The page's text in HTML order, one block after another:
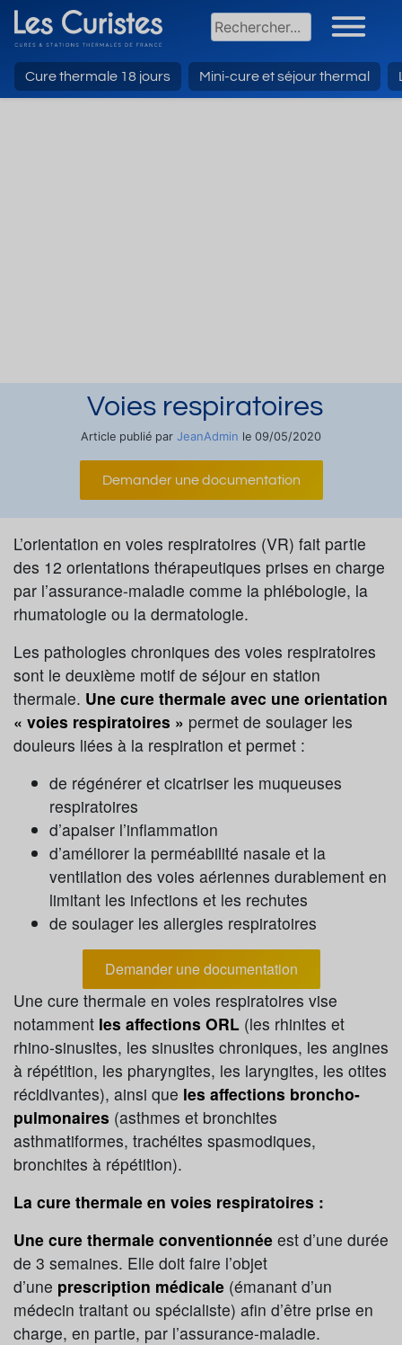
Cure thermale 18 jours Mini-cure et séjour thermal
Voies respiratoires
Article publié par JeanAdmin le 09/05/2020
Demander une documentation
L’orientation en voies respiratoires (VR) fait partie
des 12 orientations thérapeutiques prises en charge
par l’assurance-maladie comme la phlébologie, la
rhumatologie ou la dermatologie.
Les pathologies chroniques des voies respiratoires
sont le deuxième motif de séjour en station
thermale. Une cure thermale avec une orientation
« voies respiratoires » permet de soulager les
douleurs liées à la respiration et permet :
de régénérer et cicatriser les muqueuses
respiratoires
d’apaiser l’inflammation
d’améliorer la perméabilité nasale et la
ventilation des voies aériennes durablement en
limitant les infections et les rechutes
de soulager les allergies respiratoires
Demander une documentation
Une cure thermale en voies respiratoires vise
notamment les affections ORL (les rhinites et
rhino-sinusites, les sinusites chroniques, les angines
à répétition, les pharyngites, les laryngites, les otites
récidivantes), ainsi que les affections broncho-
pulmonaires (asthmes et bronchites
asthmatiformes, trachéites spasmodiques,
bronchites à répétition).
La cure thermale en voies respiratoires :
Une cure thermale conventionnée est d’une durée
de 3 semaines. Elle doit faire l’objet
d’une prescription médicale (émanant d’un
médecin traitant ou spécialiste) afin d’être prise en
charge, en partie, par l’assurance-maladie.